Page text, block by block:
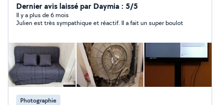
informatique, web ou tout autre selon vos besoins ...
attentif et rigoureux, je prendrais à coeur les tâches que
vous me confierez.
Dernier avis laissé par Daymia : 5/5
Il y a plus de 6 mois
Julien est très sympathique et réactif. Il a fait un super boulot
Photographie